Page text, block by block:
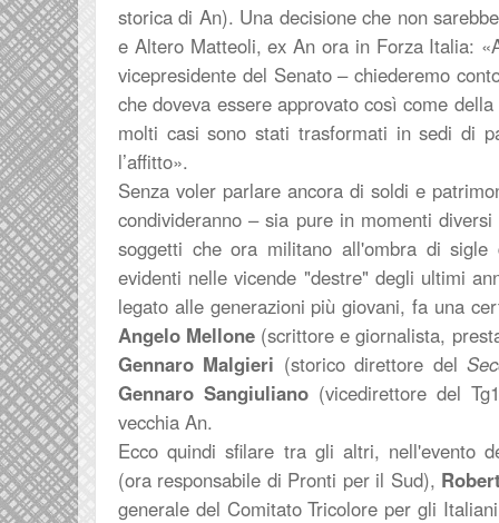
storica di An). Una decisione che non
e Altero Matteoli, ex An ora in Forza Italia:
vicepresidente del Senato –chiederemo
che doveva essere approvato così come
molti casi sono stati trasformati in sedi di
l’affitto».
Senza voler parlare ancora di soldi e
condivideranno – sia pure in momenti
soggetti che ora militano all'ombra di
evidenti nelle vicende "destre" degli ultimi
legato alle generazioni più giovani, fa una
Angelo Mellone (scrittore e giornalista,
Gennaro Malgieri (storico direttore del
Gennaro Sangiuliano(vicedirettore del
vecchia An.
Ecco quindi sfilare tra gli altri, nell'evento
(ora responsabile di Pronti per il Sud),
generale del Comitato Tricolore per gli